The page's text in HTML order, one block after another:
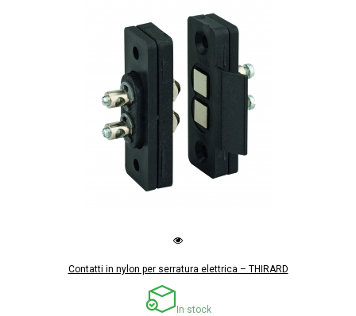
Contatti in nylon per serratura elettrica – THIRARD
In stock